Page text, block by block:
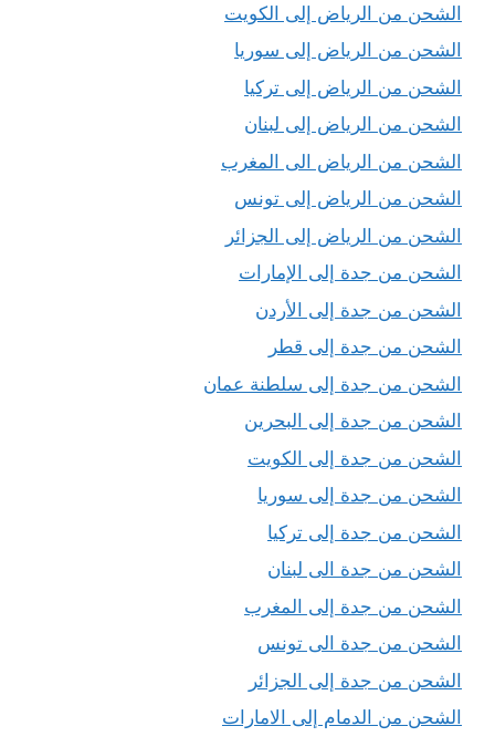
الشحن من الرياض إلى الكويت
الشحن من الرياض إلى سوريا
الشحن من الرياض إلى تركيا
الشحن من الرياض إلى لبنان
الشحن من الرياض الى المغرب
الشحن من الرياض إلى تونس
الشحن من الرياض إلى الجزائر
الشحن من جدة إلى الإمارات
الشحن من جدة إلى الأردن
الشحن من جدة إلى قطر
الشحن من جدة إلى سلطنة عمان
الشحن من جدة إلى البحرين
الشحن من جدة إلى الكويت
الشحن من جدة إلى سوريا
الشحن من جدة إلى تركيا
الشحن من جدة الى لبنان
الشحن من جدة إلى المغرب
الشحن من جدة الى تونس
الشحن من جدة إلى الجزائر
الشحن من الدمام إلى الامارات